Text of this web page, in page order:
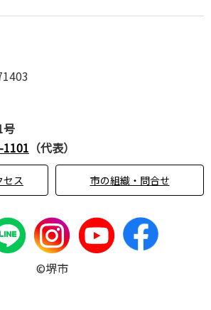
号
（代表）
ス 市の組織・問合せ
©堺市